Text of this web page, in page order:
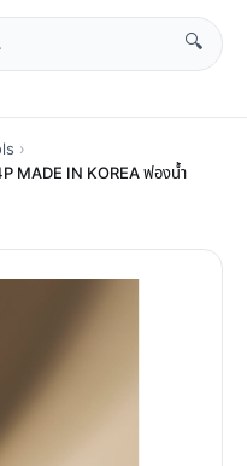
🔍
›
MADE IN KOREA ฟองน้ำ